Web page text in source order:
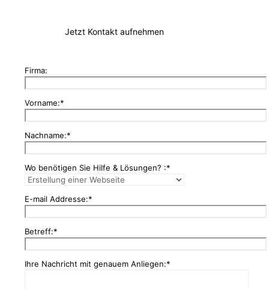
Jetzt Kontakt aufnehmen
Firma:
Vorname:*
Nachname:*
Wo benötigen Sie Hilfe & Lösungen? :*
E-mail Addresse:*
Betreff:*
Ihre Nachricht mit genauem Anliegen:*